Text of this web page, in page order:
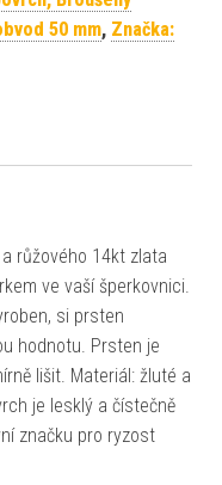
50 mm, Značka:
růžového 14kt zlata
ve vaší šperkovnici.
si prsten
hodnotu. Prsten je
lišit. Materiál: žluté a
je lesklý a čístečně
značku pro ryzost